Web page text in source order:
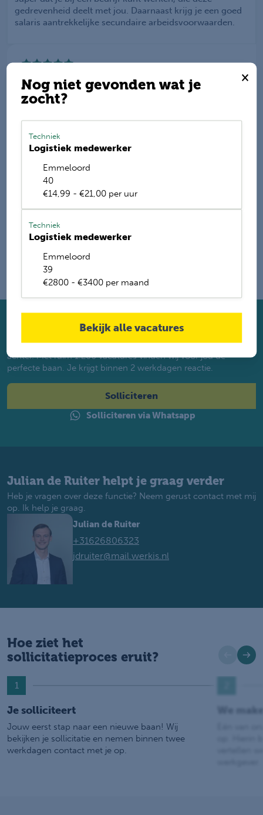
×
Nog niet gevonden wat je
zocht?
Techniek
Logistiek medewerker
Emmeloord
40
€14,99 - €21,00 per uur
Techniek
Logistiek medewerker
Emmeloord
39
€2800 - €3400 per maand
Bekijk alle vacatures
gedrevenheid deelt met jou. Daarnaast krijg je een goed
salaris aantrekkelijke secundaire arbeidsvoorwaarden.
Werkis wordt beoordeeld
met een9.2
E-mail mij de nieuwste vacatures
Solliciteer direct
Twijfel je of je geschikt bent? Laat dan toch je gegevens
achter. Met ruim 1.200 vacatures vinden wij voor jou de
perfecte baan. Je krijgt binnen 2 werkdagen reactie.
Solliciteren
Solliciteren via Whatsapp
Julian de Ruiter helpt je graag verder
Heb je vragen over deze functie? Neem gerust contact met mij
op. Ik help je graag.
Julian de Ruiter
+31626806323
jdruiter@mail.werkis.nl
Hoe ziet het
sollicitatieproces eruit?
1
Je solliciteert
Jouw eerst stap naar een nieuwe baan! Wij
bekijken je sollicitatie en nemen binnen twee
werkdagen contact met je op.
We